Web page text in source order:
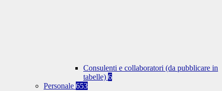
Consulenti e collaboratori (da pubblicare in
tabelle) 6
Personale 653